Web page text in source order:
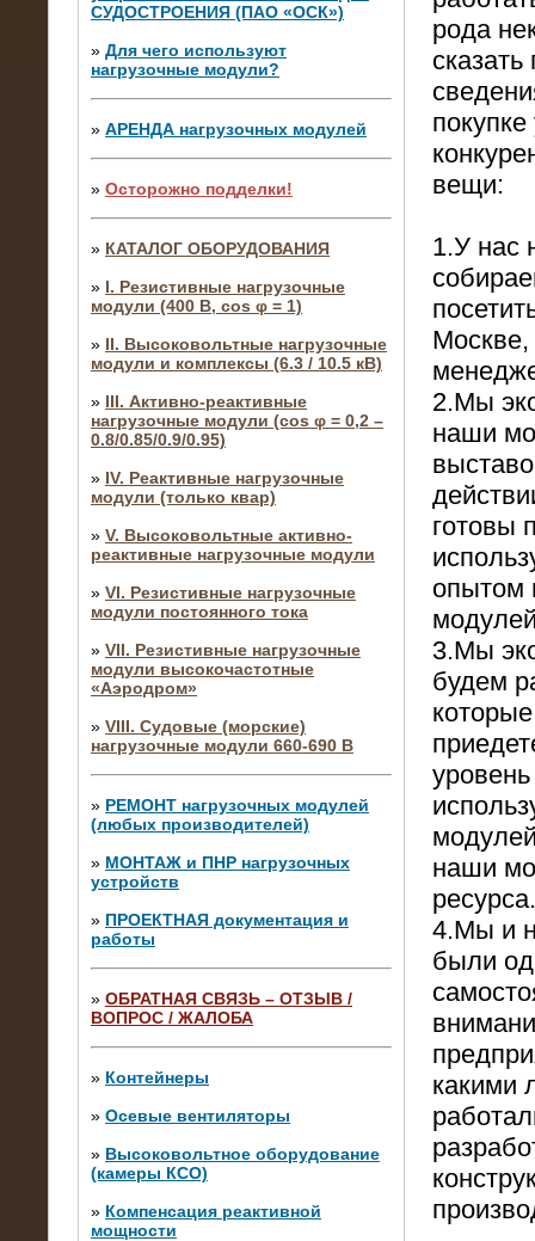
СУДОСТРОЕНИЯ (ПАО «ОСК»)
» Для чего используют
нагрузочные модули?
» АРЕНДА нагрузочных модулей
» Осторожно подделки!
» КАТАЛОГ ОБОРУДОВАНИЯ
» I. Резистивные нагрузочные
модули (400 В, cos φ = 1)
» II. Высоковольтные нагрузочные
модули и комплексы (6.3 / 10.5 кВ)
» III. Активно-реактивные
нагрузочные модули (cos φ = 0,2 –
0.8/0.85/0.9/0.95)
» IV. Реактивные нагрузочные
модули (только квар)
» V. Высоковольтные активно-
реактивные нагрузочные модули
» VI. Резистивные нагрузочные
модули постоянного тока
» VII. Резистивные нагрузочные
модули высокочастотные
«Аэродром»
» VIII. Судовые (морские)
нагрузочные модули 660-690 В
» РЕМОНТ нагрузочных модулей
(любых производителей)
» МОНТАЖ и ПНР нагрузочных
устройств
» ПРОЕКТНАЯ документация и
работы
» ОБРАТНАЯ СВЯЗЬ – ОТЗЫВ /
ВОПРОС / ЖАЛОБА
» Контейнеры
» Осевые вентиляторы
» Высоковольтное оборудование
(камеры КСО)
» Компенсация реактивной
мощности
10.04.2015
Аренда нагрузочного модуля 4 МВт,
10 кВ
рода
вещи:
1.У нас
Москве,
2.Мы
наши
готовы
опытом
3.Мы
будем
наши
ресурса.
4.Мы и
были
какими